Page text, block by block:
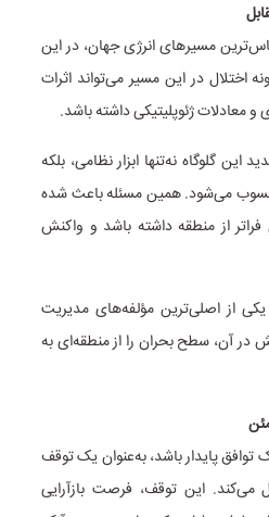
مسیرهای انرژی جهان، در این
اختلال در این مسیر می‌تواند اثرات
و معادلات ژئوپلیتیکی داشته باشد.
این گلوگاه نه‌تنها ابزار نظامی، بلکه
می‌شود. همین مسئله باعث شده
فراتر از منطقه داشته باشد و واکنش
یکی از اصلی‌ترین مؤلفه‌های مدیریت
در آن، سطح بحران را از منطقه‌ای به
پایدار باشد، به‌عنوان یک توقف
می‌کند. این توقف، فرصت بازآرایی